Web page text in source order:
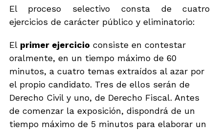
El proceso selectivo consta de cuatro
ejercicios de carácter público y eliminatorio:
El primer ejercicio consiste en contestar
oralmente, en un tiempo máximo de 60
minutos, a cuatro temas extraídos al azar por
el propio candidato. Tres de ellos serán de
Derecho Civil y uno, de Derecho Fiscal. Antes
de comenzar la exposición, dispondrá de un
tiempo máximo de 5 minutos para elaborar un